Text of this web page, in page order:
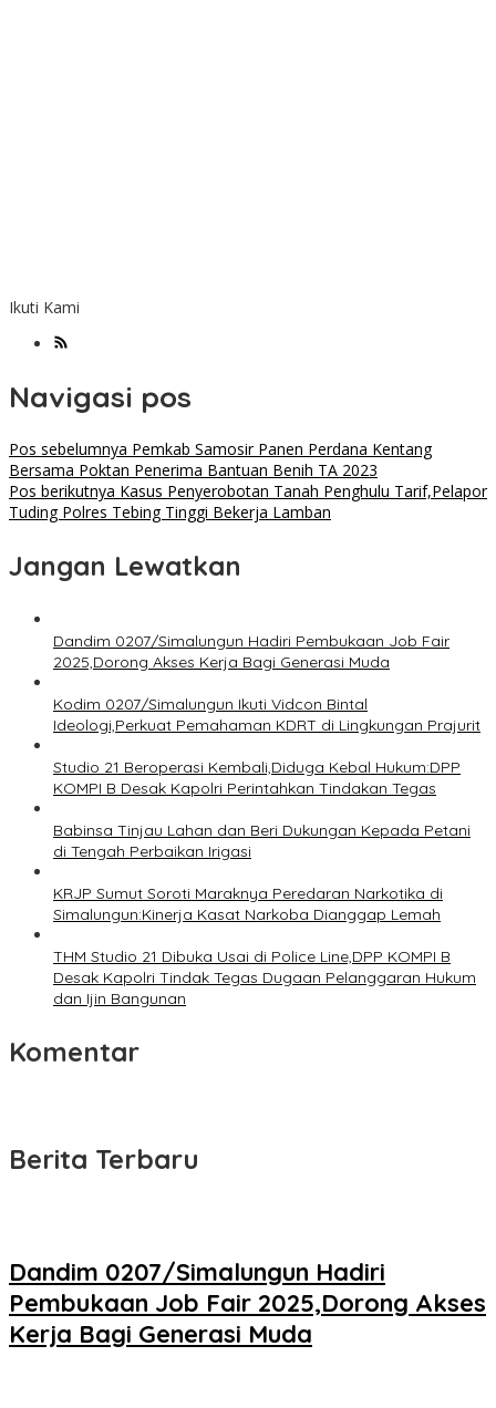
Ikuti Kami
Navigasi pos
Pos sebelumnya Pemkab Samosir Panen Perdana Kentang
Bersama Poktan Penerima Bantuan Benih TA 2023
Pos berikutnya Kasus Penyerobotan Tanah Penghulu Tarif,Pelapor
Tuding Polres Tebing Tinggi Bekerja Lamban
Jangan Lewatkan
Dandim 0207/Simalungun Hadiri Pembukaan Job Fair
2025,Dorong Akses Kerja Bagi Generasi Muda
Kodim 0207/Simalungun Ikuti Vidcon Bintal
Ideologi,Perkuat Pemahaman KDRT di Lingkungan Prajurit
Studio 21 Beroperasi Kembali,Diduga Kebal Hukum:DPP
KOMPI B Desak Kapolri Perintahkan Tindakan Tegas
Babinsa Tinjau Lahan dan Beri Dukungan Kepada Petani
di Tengah Perbaikan Irigasi
KRJP Sumut Soroti Maraknya Peredaran Narkotika di
Simalungun:Kinerja Kasat Narkoba Dianggap Lemah
THM Studio 21 Dibuka Usai di Police Line,DPP KOMPI B
Desak Kapolri Tindak Tegas Dugaan Pelanggaran Hukum
dan Ijin Bangunan
Komentar
Berita Terbaru
Dandim 0207/Simalungun Hadiri
Pembukaan Job Fair 2025,Dorong Akses
Kerja Bagi Generasi Muda